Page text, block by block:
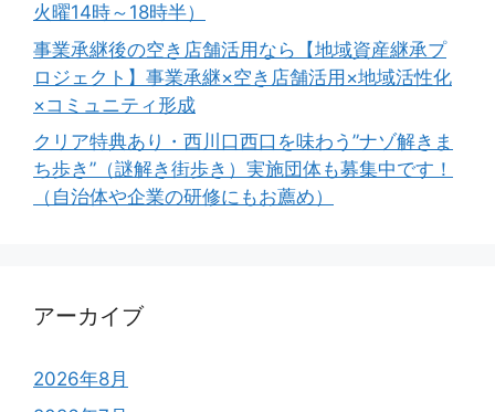
火曜14時～18時半）
事業承継後の空き店舗活用なら【地域資産継承プ
ロジェクト】事業承継×空き店舗活用×地域活性化
×コミュニティ形成
クリア特典あり・西川口西口を味わう”ナゾ解きま
ち歩き”（謎解き街歩き）実施団体も募集中です！
（自治体や企業の研修にもお薦め）
アーカイブ
2026年8月